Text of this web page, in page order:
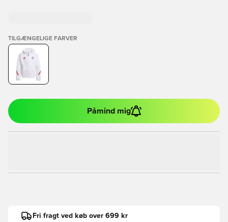
TILGÆNGELIGE FARVER
Påmind mig
Fri fragt ved køb over 699 kr